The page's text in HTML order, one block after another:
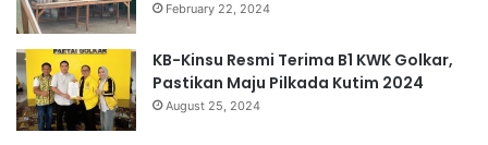
February 22, 2024
KB-Kinsu Resmi Terima B1 KWK Golkar,
Pastikan Maju Pilkada Kutim 2024
August 25, 2024